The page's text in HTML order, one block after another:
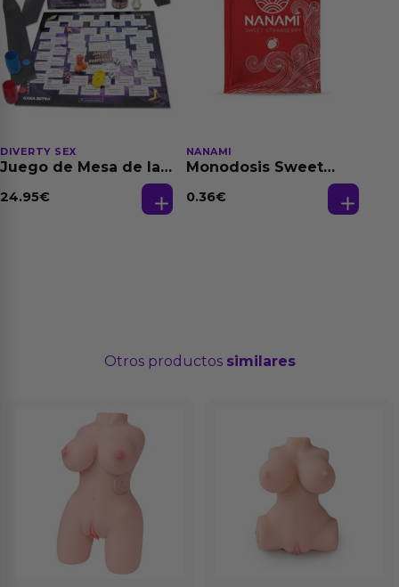
DIVERTY SEX
Juego de Mesa de las
24.95€
NANAMI
Monodosis Sweet
Base Agua 4 ml
0.36€
Otros productos similares